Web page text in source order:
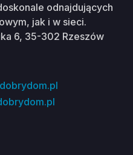
odnajdujących
jak i w sieci.
6, 35-302 Rzeszów